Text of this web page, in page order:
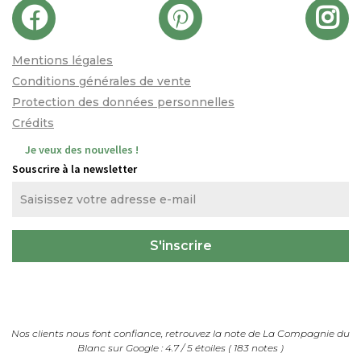
Mentions légales
Conditions générales de vente
Protection des données personnelles
Crédits
Je veux des nouvelles !
Souscrire à la newsletter
Nos clients nous font confiance, retrouvez la note de La Compagnie du
Blanc sur Google : 4.7/5 étoiles ( 183 notes )